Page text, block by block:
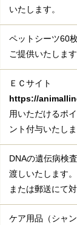
いたします。
ペットシーツ60
ご提供いたします
ＥＣサイト
https://
用いただけるポ
ント付与いたしま
DNAの遺伝病検
渡しいたします
または郵送にて
ケア用品（シャ